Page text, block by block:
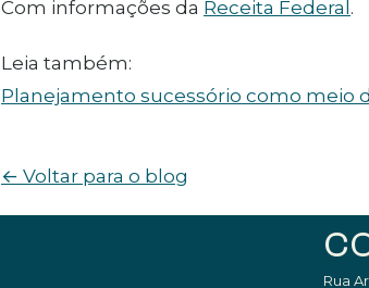
Com informações da Receita Federal .
Leia também:
Planejamento sucessório como meio
← Voltar para o blog
Rua